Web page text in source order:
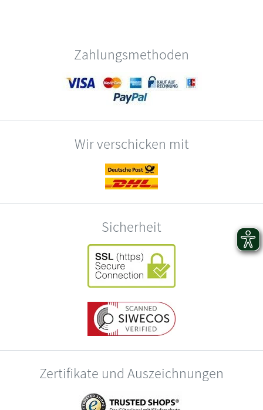
Zahlungsmethoden
Wir verschicken mit
Sicherheit
Zertifikate und Auszeichnungen